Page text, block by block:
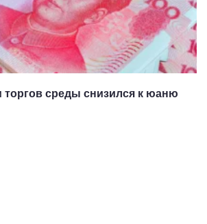
торгов среды снизился к юаню